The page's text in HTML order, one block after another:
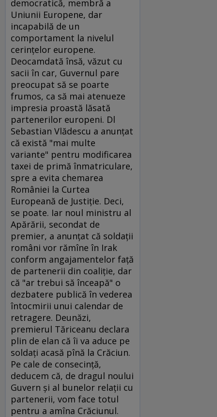
democratică, membră a
Uniunii Europene, dar
incapabilă de un
comportament la nivelul
cerinţelor europene.
Deocamdată însă, văzut cu
sacii în car, Guvernul pare
preocupat să se poarte
frumos, ca să mai atenueze
impresia proastă lăsată
partenerilor europeni. Dl
Sebastian Vlădescu a anunţat
că există "mai multe
variante" pentru modificarea
taxei de primă înmatriculare,
spre a evita chemarea
României la Curtea
Europeană de Justiţie. Deci,
se poate. Iar noul ministru al
Apărării, secondat de
premier, a anunţat că soldaţii
români vor rămîne în Irak
conform angajamentelor faţă
de partenerii din coaliţie, dar
că "ar trebui să înceapă" o
dezbatere publică în vederea
întocmirii unui calendar de
retragere. Deunăzi,
premierul Tăriceanu declara
plin de elan că îi va aduce pe
soldaţi acasă pînă la Crăciun.
Pe cale de consecinţă,
deducem că, de dragul noului
Guvern şi al bunelor relaţii cu
partenerii, vom face totul
pentru a amîna Crăciunul.